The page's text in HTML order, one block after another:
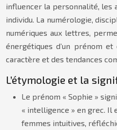
influencer la personnalité, les
individu. La numérologie,
numériques aux lettres,
énergétiques d’un prénom
caractère et des tendances
L’étymologie et la
Le prénom « Sophie »
« intelligence » en grec. Il
femmes intuitives,